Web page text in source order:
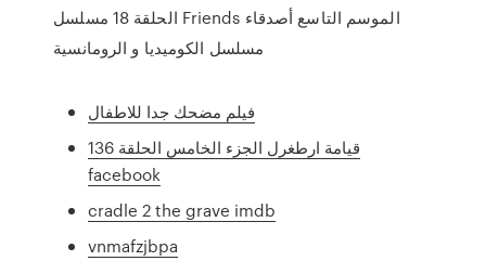
الحلقة 18 مسلسل Friends الموسم التاسع أصدقاء
مسلسل الكوميديا و الرومانسية
فيلم مضحك جدا للاطفال
قيامة ارطغرل الجزء الخامس الحلقة 136
facebook
cradle 2 the grave imdb
vnmafzjbpa